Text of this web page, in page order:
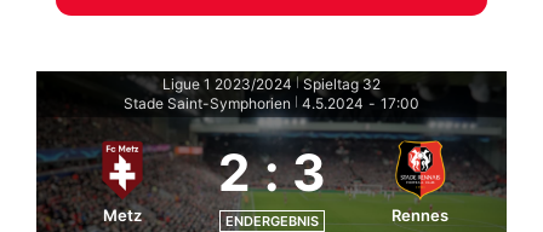
Ligue 1 2023/2024 | Spieltag 32
Stade Saint-Symphorien 4.5.2024 - 17:00
Metz
2 : 3
ENDERGEBNIS Rennes